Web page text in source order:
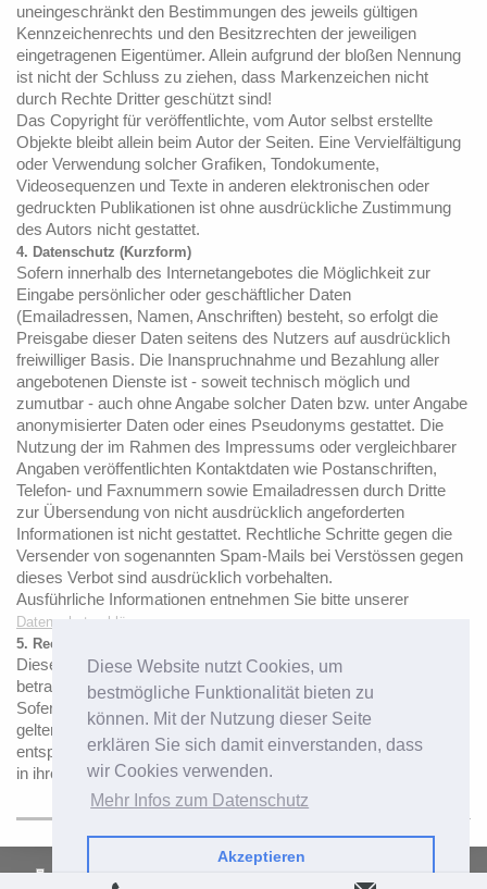
Diese Website nutzt Cookies, um
bestmögliche Funktionalität bieten zu
können. Mit der Nutzung dieser Seite
erklären Sie sich damit einverstanden, dass
wir Cookies verwenden.
Mehr Infos zum Datenschutz
Akzeptieren
uneingeschränkt den Bestimmungen des jeweils gültigen
Kennzeichenrechts und den Besitzrechten der jeweiligen
eingetragenen Eigentümer. Allein aufgrund der bloßen Nennung
ist nicht der Schluss zu ziehen, dass Markenzeichen nicht
durch Rechte Dritter geschützt sind!
Das Copyright für veröffentlichte, vom Autor selbst erstellte
Objekte bleibt allein beim Autor der Seiten. Eine Vervielfältigung
oder Verwendung solcher Grafiken, Tondokumente,
Videosequenzen und Texte in anderen elektronischen oder
gedruckten Publikationen ist ohne ausdrückliche Zustimmung
des Autors nicht gestattet.
4. Datenschutz (Kurzform)
Sofern innerhalb des Internetangebotes die Möglichkeit zur
Eingabe persönlicher oder geschäftlicher Daten
(Emailadressen, Namen, Anschriften) besteht, so erfolgt die
Preisgabe dieser Daten seitens des Nutzers auf ausdrücklich
freiwilliger Basis. Die Inanspruchnahme und Bezahlung aller
angebotenen Dienste ist - soweit technisch möglich und
zumutbar - auch ohne Angabe solcher Daten bzw. unter Angabe
anonymisierter Daten oder eines Pseudonyms gestattet. Die
Nutzung der im Rahmen des Impressums oder vergleichbarer
Angaben veröffentlichten Kontaktdaten wie Postanschriften,
Telefon- und Faxnummern sowie Emailadressen durch Dritte
zur Übersendung von nicht ausdrücklich angeforderten
Informationen ist nicht gestattet. Rechtliche Schritte gegen die
Versender von sogenannten Spam-Mails bei Verstössen gegen
dieses Verbot sind ausdrücklich vorbehalten.
Ausführliche Informationen entnehmen Sie bitte unserer
Datenschutzerklärung
5. Rechtswirksamkeit dieses Haftungsausschlusses
Dieser Haftungsausschluss ist als Teil des Internetangebotes zu
betrachten, von dem aus auf diese Seite verwiesen wurde.
Sofern Teile oder einzelne Formulierungen dieses Textes der
geltenden Rechtslage nicht, nicht mehr oder nicht vollständig
entsprechen sollten, bleiben die übrigen Teile des Dokumentes
in ihrem Inhalt und ihrer Gültigkeit davon unberührt.
Druckversion Login